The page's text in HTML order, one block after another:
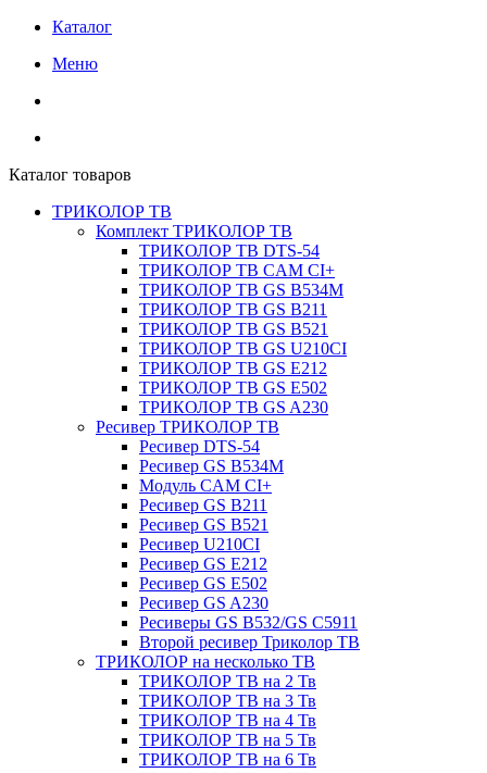
Каталог
Меню
Каталог товаров
ТРИКОЛОР ТВ
Комплект ТРИКОЛОР ТВ
ТРИКОЛОР ТВ DTS-54
ТРИКОЛОР ТВ CAM CI+
ТРИКОЛОР ТВ GS B534M
ТРИКОЛОР ТВ GS B211
ТРИКОЛОР ТВ GS B521
ТРИКОЛОР ТВ GS U210CI
ТРИКОЛОР ТВ GS E212
ТРИКОЛОР ТВ GS E502
ТРИКОЛОР ТВ GS A230
Ресивер ТРИКОЛОР ТВ
Ресивер DTS-54
Ресивер GS B534M
Модуль CAM CI+
Ресивер GS B211
Ресивер GS B521
Ресивер U210CI
Ресивер GS E212
Ресивер GS E502
Ресивер GS A230
Ресиверы GS B532/GS C5911
Второй ресивер Триколор ТВ
ТРИКОЛОР на несколько ТВ
ТРИКОЛОР ТВ на 2 Тв
ТРИКОЛОР ТВ на 3 Тв
ТРИКОЛОР ТВ на 4 Тв
ТРИКОЛОР ТВ на 5 Тв
ТРИКОЛОР ТВ на 6 Тв